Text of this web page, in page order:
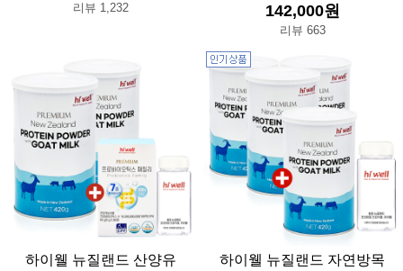
리뷰 1,232 142,000원
리뷰 663
하이웰 뉴질랜드 산양유
하이웰 뉴질랜드 자연방목